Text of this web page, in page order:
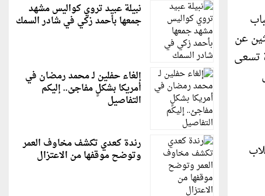
عن
تسعى
نبيلة عبيد تروي كواليس مشهد
جمعها بأحمد زكي في شادر السمك
إلغاء حفلين لـ محمد رمضان في
أمريكا بشكلٍ مفاجئ.. إليكم
التفاصيل
رندة كعدي تكشف مخاوف العمر
وتوضح موقفها من الاعتزال